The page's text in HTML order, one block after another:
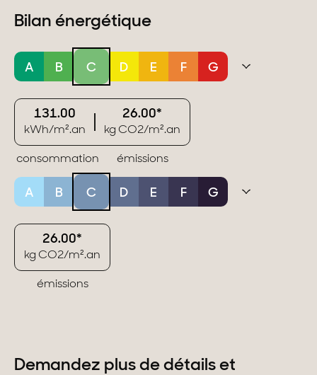
Bilan énergétique
A B C D E F G
consommation
131.00
kWh/m².an
émissions
26.00*
kg CO2/m².an
A B C D E F G
émissions
26.00*
kg CO2/m².an
Demandez plus de détails et